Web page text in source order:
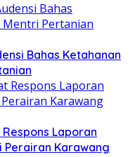
Bahas Ketahanan
Laporan
Perairan Karawang